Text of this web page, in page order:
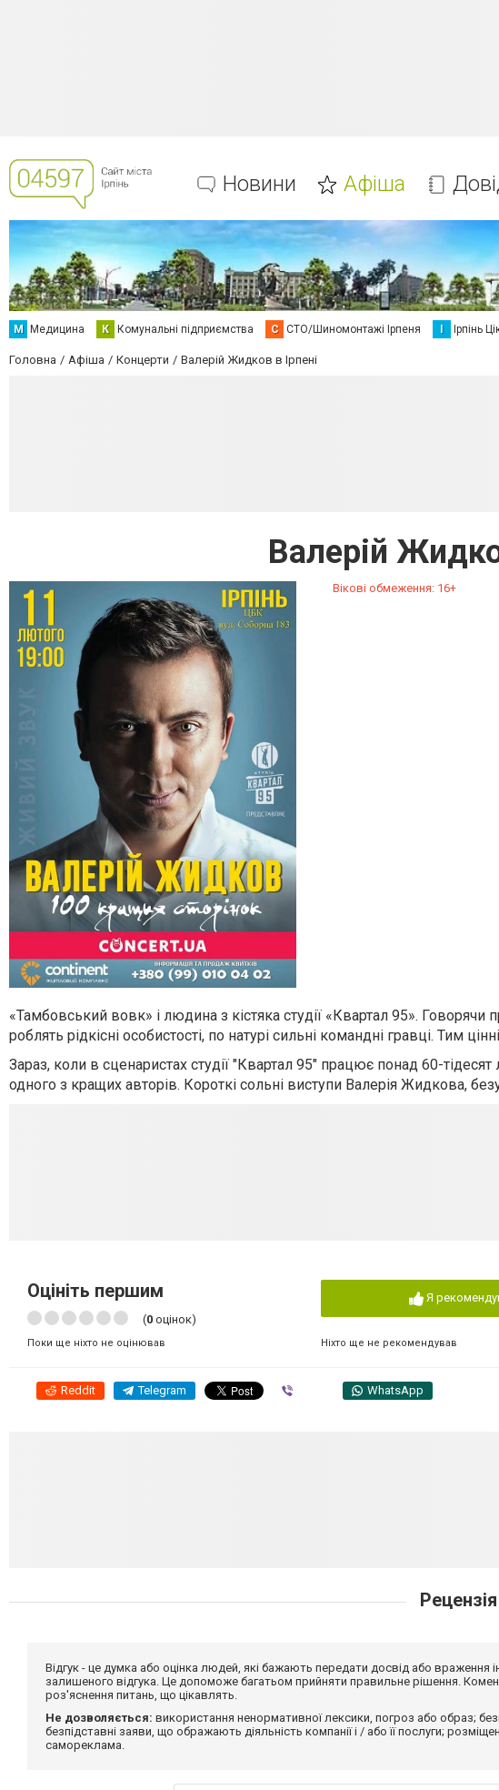
Новини Афіша
М Медицина К Комунальні підприємства С СТО/Шиномонтажі Ірпеня І Ірпінь
Головна Афіша Концерти Валерій Жидков в Ірпені
Валерій
Вікові обмеження: 16+
«Тамбовський вовк» і людина з кістяка студії «Квартал 95». Говорячи
роблять рідкісні особистості, по натурі сильні командні гравці. Тим
Зараз, коли в сценаристах студії "Квартал 95" працює понад 60-
одного з кращих авторів. Короткі сольні виступи Валерія Жидкова,
Оцініть першим
(0 оцінок)
Поки ще ніхто не оцінював
Я
Ніхто ще не рекомендував
Reddit Telegram WhatsApp
Рецензія
Відгук - це думка або оцінка людей, які бажають передати досвід або
залишеного відгука. Це допоможе багатьом прийняти правильне рішення.
роз'яснення питань, що цікавлять.
Не дозволяється: використання ненормативної лексики, погроз або образ;
безпідставні заяви, що ображають діяльність компанії і / або її послуги;
самореклама.